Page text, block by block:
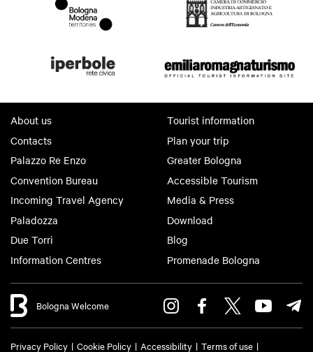
About us
Contacts
Palazzo Re Enzo
Convention Bureau
Incoming Travel Agency
Paladozza
Due Torri
Information Centres
Tourist information
Plan your trip
Greater Bologna
Accessible Tourism
Media & Press
Download
Blog
Promenade Bologna
Bologna Welcome
Privacy Policy Cookie Policy Accessibility Terms of use